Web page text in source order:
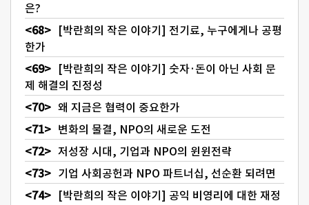
은?
[박란희의 작은 이야기] 전기료, 누구에게나 공평
한가
[박란희의 작은 이야기] 숫자·돈이 아닌 사회 문
제 해결의 진정성
왜 지금은 협력이 중요한가
변화의 물결, NPO의 새로운 도전
저성장 시대, 기업과 NPO의 윈윈전략
기업 사회공헌과 NPO 파트너십, 선순환 되려면
[박란희의 작은 이야기] 공익 비영리에 대한 재정